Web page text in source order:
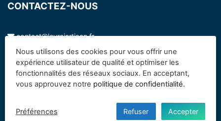
CONTACTEZ-NOUS
contact@levraiartisan.fr
07 63 98 83 43
Facebook
Nous utilisons des cookies pour vous offrir une
expérience utilisateur de qualité et optimiser les
fonctionnalités des réseaux sociaux. En acceptant,
vous approuvez notre politique de confidentialité.
Préférences Refuser Accepter